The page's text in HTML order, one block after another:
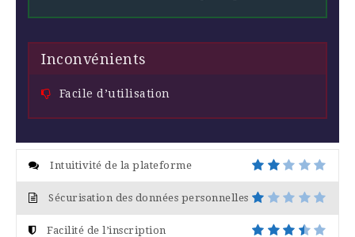
Inconvénients
Facile d’utilisation
Intuitivité de la plateforme
Sécurisation des données personnelles
Facilité de l’inscription